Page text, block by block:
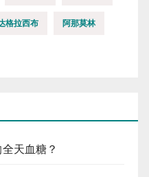
格拉西布 阿那莫林
天血糖？